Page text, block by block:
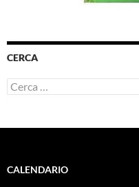
CERCA
Ricerca
per:
CALENDARIO